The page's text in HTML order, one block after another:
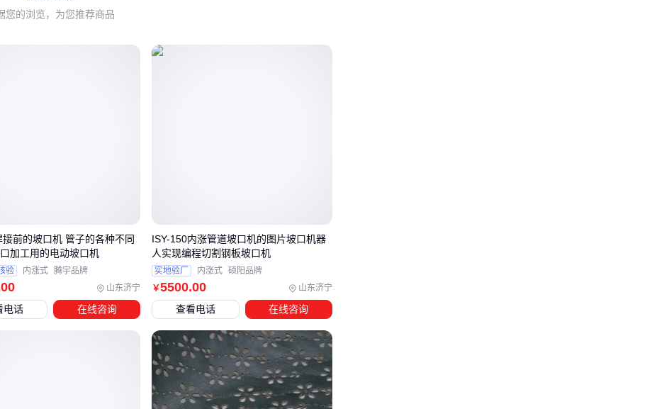
0.01mm级：仅特殊工况需要，通常伴随激光检测系统
实际选择时要注意两个误区：
盲目追求高精度：多数工况0.1mm足够，更高精度意味着3倍
忽视重复定位精度：单次切割达标≠连续作业稳定，伺服电机
在超厚垫片（>30mm）领域有独特优势，但
您的浏览，为您推荐商品
山东济宁
前的坡口机 管子的各种不同
加工用的电动坡口机
验 内涨式 腾宇品牌
电话 在线咨询
￥5500.00 山东济宁
ISY-150内涨管道坡口机的图片坡口机器
人实现编程切割钢板坡口机
实地验厂 内涨式 硕阳品牌
查看电话 在线咨询